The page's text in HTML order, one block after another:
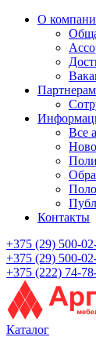
О
Партнерам
Все
Контакты
+375 (29) 500-
+375 (29) 500-
+375 (222) 74-
Каталог